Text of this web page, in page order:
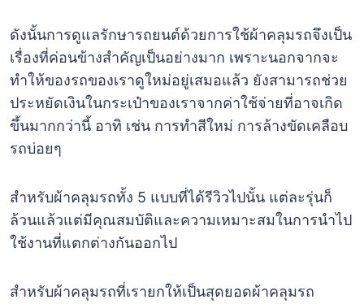
ดังนั้นการดูแลรักษารถยนต์ด้วยการใช้ผ้าคลุมรถจึงเป็น
เรื่องที่ค่อนข้างสำคัญเป็นอย่างมาก เพราะนอกจากจะ
ทำให้ของรถของเราดูใหม่อยู่เสมอแล้ว ยังสามารถช่วย
ประหยัดเงินในกระเป๋าของเราจากค่าใช้จ่ายที่อาจเกิด
ขึ้นมากกว่านี้ อาทิ เช่น การทำสีใหม่ การล้างขัดเคลือบ
รถบ่อยๆ
สำหรับผ้าคลุมรถทั้ง 5 แบบที่ได้รีวิวไปนั้น แต่ละรุ่นก็
ล้วนแล้วแต่มีคุณสมบัติและความเหมาะสมในการนำไป
ใช้งานที่แตกต่างกันออกไป
สำหรับผ้าคลุมรถที่เรายกให้เป็นสุดยอดผ้าคลุมรถ